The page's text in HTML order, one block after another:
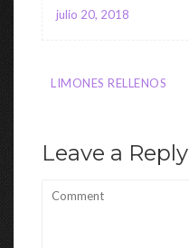
julio 20, 2018
Navegación
LIMONES RELLENOS
Leave a Reply